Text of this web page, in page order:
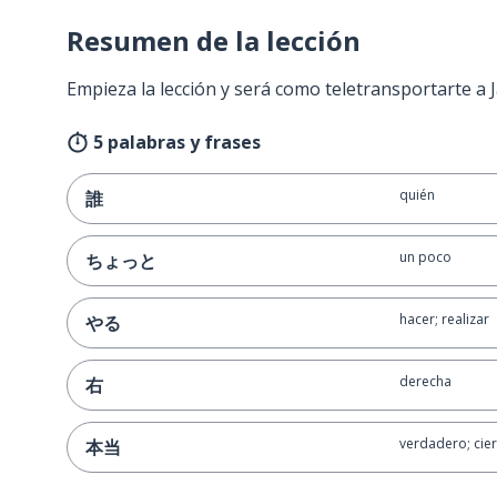
Resumen de la lección
Empieza la lección y será como teletransportarte a
5 palabras y frases
誰 quién
ちょっと un poco
やる hacer; realizar
右 derecha
本当 verdadero;